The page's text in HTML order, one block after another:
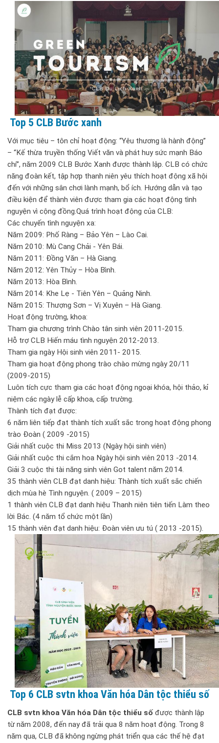
Top 5 CLB Bước xanh
Với mục tiêu – tôn chỉ hoạt động: “Yêu thương là hành động”
– “Kế thừa truyền thống Viết văn và phát huy sức mạnh Báo
chí”, năm 2009 CLB Bước Xanh được thành lập. CLB có chức
năng đoàn kết, tập hợp thanh niên yêu thích hoạt động xã hội
đến với những sân chơi lành mạnh, bổ ích. Hướng dẫn và tạo
điều kiện để thành viên được tham gia các hoạt động tình
nguyện vì cộng đồng.Quá trình hoạt động của CLB:
Các chuyến tình nguyện xa:
Năm 2009: Phố Ràng – Bảo Yên – Lào Cai.
Năm 2010: Mù Cang Chải - Yên Bái.
Năm 2011: Đồng Văn – Hà Giang.
Năm 2012: Yên Thủy – Hòa Bình.
Năm 2013: Hòa Bình.
Năm 2014: Khe Lẹ - Tiên Yên – Quảng Ninh.
Năm 2015: Thượng Sơn – Vị Xuyên – Hà Giang.
Hoạt động trường, khoa:
Tham gia chương trình Chào tân sinh viên 2011-2015.
Hỗ trợ CLB Hiến máu tình nguyện 2012-2013.
Tham gia ngày Hội sinh viên 2011- 2015.
Tham gia hoạt động phong trào chào mừng ngày 20/11
(2009-2015)
Luôn tích cực tham gia các hoạt động ngoại khóa, hội thảo, kỉ
niệm các ngày lễ cấp khoa, cấp trường.
Thành tích đạt được:
6 năm liên tiếp đạt thành tích xuất sắc trong hoạt động phong
trào Đoàn ( 2009 -2015)
Giải nhất cuộc thi Miss 2013 (Ngày hội sinh viên)
Giải nhất cuộc thi cắm hoa Ngày hội sinh viên 2013 -2014.
Giải 3 cuộc thi tài năng sinh viên Got talent năm 2014.
35 thành viên CLB đạt danh hiệu: Thành tích xuất sắc chiến
dịch mùa hè Tình nguyện. ( 2009 – 2015)
1 thành viên CLB đạt danh hiệu Thanh niên tiên tiến Làm theo
lời Bác. (4 năm tổ chức một lần)
15 thành viên đạt danh hiệu: Đoàn viên ưu tú ( 2013 -2015).
Top 6 CLB svtn khoa Văn hóa Dân tộc thiểu số
CLB svtn khoa Văn hóa Dân tộc thiểu số được thành lập
từ năm 2008, đến nay đã trải qua 8 năm hoạt động. Trong 8
năm qua, CLB đã không ngừng phát triển qua các thế hệ đạt